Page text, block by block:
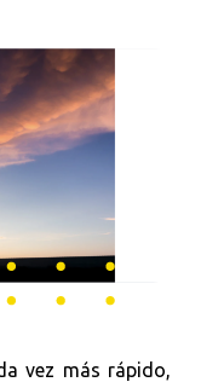
vez más rápido,